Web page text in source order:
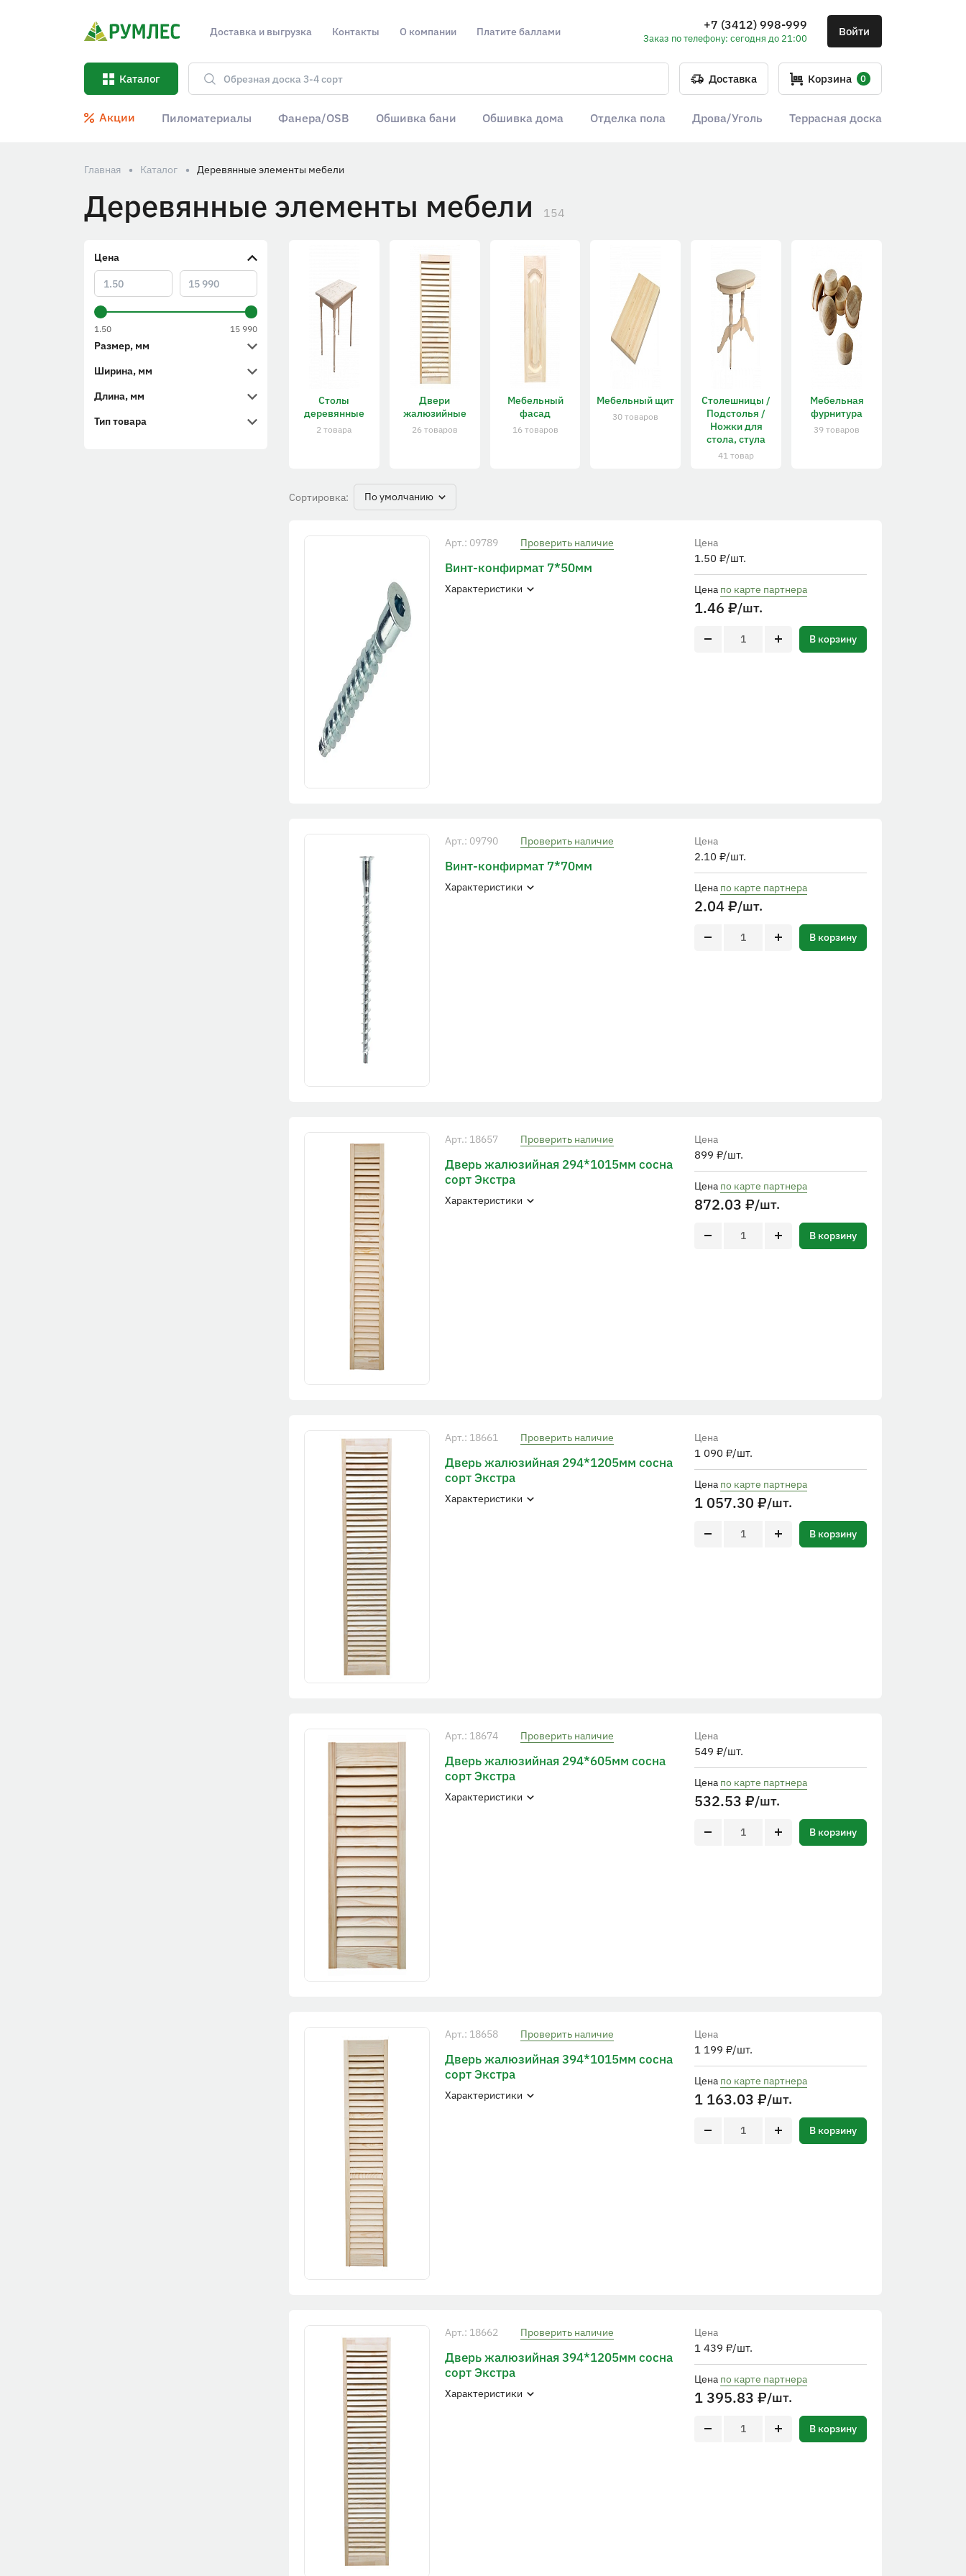
Доставка и выгрузка Контакты О компании Платите баллами +7 (3412) 998-999
Заказ по телефону: сегодня до 21:00
Войти
Каталог Доставка Корзина 0
Акции Пиломатериалы Фанера/OSB Обшивка бани Обшивка дома Отделка пола Дрова/Уголь Террасная доска
Главная Каталог Деревянные элементы мебели
Деревянные элементы мебели 154
Столы
деревянные
2 товара
Двери
жалюзийные
26 товаров
Мебельный
фасад
16 товаров
Мебельный щит
30 товаров
Столешницы /
Подстолья /
Ножки для
стола, стула
41 товар
Мебельная
фурнитура
39 товаров
Сортировка: По умолчанию
Арт.: 09789 Проверить наличие
Винт-конфирмат 7*50мм
Характеристики
Цена
1.50 ₽/шт.
Цена по карте партнера
1.46 ₽/шт.
В корзину
Арт.: 09790 Проверить наличие
Винт-конфирмат 7*70мм
Характеристики
Цена
2.10 ₽/шт.
Цена по карте партнера
2.04 ₽/шт.
В корзину
Арт.: 18657 Проверить наличие
Дверь жалюзийная 294*1015мм сосна
сорт Экстра
Характеристики
Цена
899 ₽/шт.
Цена по карте партнера
872.03 ₽/шт.
В корзину
Арт.: 18661 Проверить наличие
Дверь жалюзийная 294*1205мм сосна
сорт Экстра
Характеристики
Цена
1 090 ₽/шт.
Цена по карте партнера
1 057.30 ₽/шт.
В корзину
Арт.: 18674 Проверить наличие
Дверь жалюзийная 294*605мм сосна
сорт Экстра
Характеристики
Цена
549 ₽/шт.
Цена по карте партнера
532.53 ₽/шт.
В корзину
Арт.: 18658 Проверить наличие
Дверь жалюзийная 394*1015мм сосна
сорт Экстра
Характеристики
Цена
1 199 ₽/шт.
Цена по карте партнера
1 163.03 ₽/шт.
В корзину
Арт.: 18662 Проверить наличие
Дверь жалюзийная 394*1205мм сосна
сорт Экстра
Характеристики
Цена
1 439 ₽/шт.
Цена по карте партнера
1 395.83 ₽/шт.
В корзину
Цена
1.50 15 990
Размер, мм
Ширина, мм
Длина, мм
Тип товара